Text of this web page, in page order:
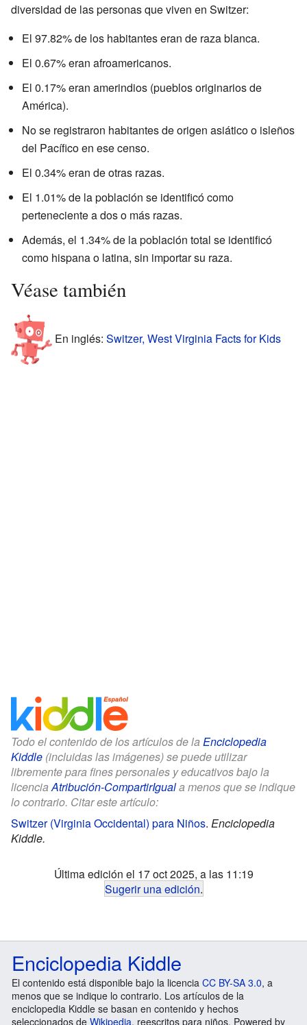
diversidad de las personas que viven en Switzer:
El 97.82% de los habitantes eran de raza blanca.
El 0.67% eran afroamericanos.
El 0.17% eran amerindios (pueblos originarios de
América).
No se registraron habitantes de origen asiático o isleños
del Pacífico en ese censo.
El 0.34% eran de otras razas.
El 1.01% de la población se identificó como
perteneciente a dos o más razas.
Además, el 1.34% de la población total se identificó
como hispana o latina, sin importar su raza.
Véase también
En inglés: Switzer, West Virginia Facts for Kids
Todo el contenido de los artículos de la Enciclopedia
Kiddle (incluidas las imágenes) se puede utilizar
libremente para fines personales y educativos bajo la
licenciaAtribución-CompartirIguala menos que se indique
lo contrario. Citar este artículo:
Switzer (Virginia Occidental) para Niños. Enciclopedia
Kiddle.
Última edición el 17 oct 2025, a las 11:19
Sugerir una edición.
Enciclopedia Kiddle
El contenido está disponible bajo la licencia CC BY-SA 3.0, a
menos que se indique lo contrario. Los artículos de la
enciclopedia Kiddle se basan en contenido y hechos
seleccionados de Wikipedia, reescritos para niños. Powered by